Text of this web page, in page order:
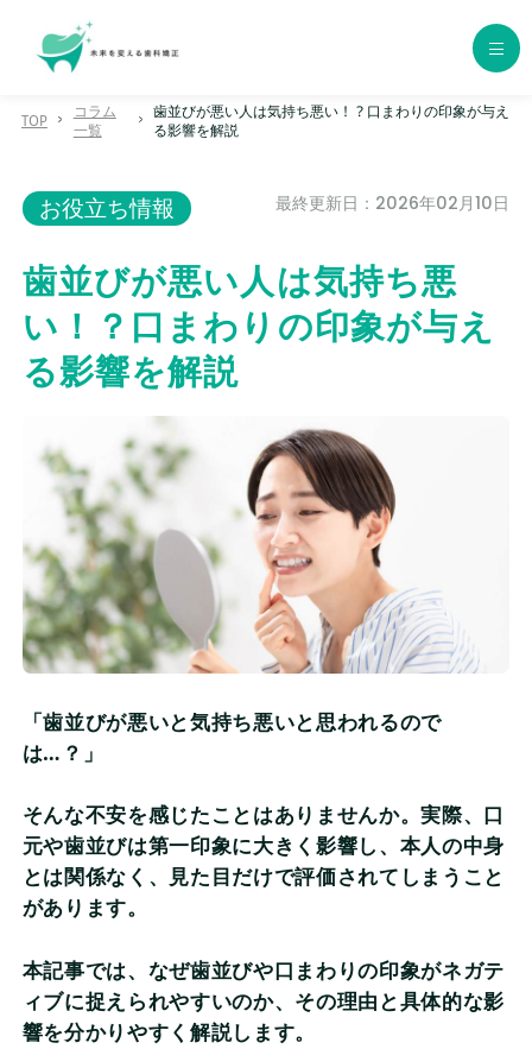
歯科矯正の種類
エリア別おすすめクリニック
年代別おすすめクリニック
コラム一覧
用語集
監修情報
よくある質問
当サイトについて
個人情報保護方針
評価基準及び記事制作の流れ
TOP
コラム
一覧
歯並びが悪い人は気持ち悪い！？口まわりの印象が与え
る影響を解説
お役立ち情報 最終更新日：2026年02月10日
歯並びが悪い人は気持ち悪
い！？口まわりの印象が与え
る影響を解説
「歯並びが悪いと気持ち悪いと思われるので
は…？」
そんな不安を感じたことはありませんか。実際、口
元や歯並びは第一印象に大きく影響し、本人の中身
とは関係なく、見た目だけで評価されてしまうこと
があります。
本記事では、なぜ歯並びや口まわりの印象がネガテ
ィブに捉えられやすいのか、その理由と具体的な影
響を分かりやすく解説します。